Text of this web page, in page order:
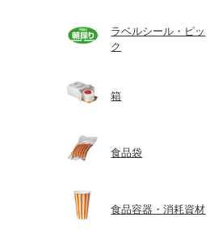
ラベルシール・ピッ
ク
箱
食品袋
食品容器・消耗資材